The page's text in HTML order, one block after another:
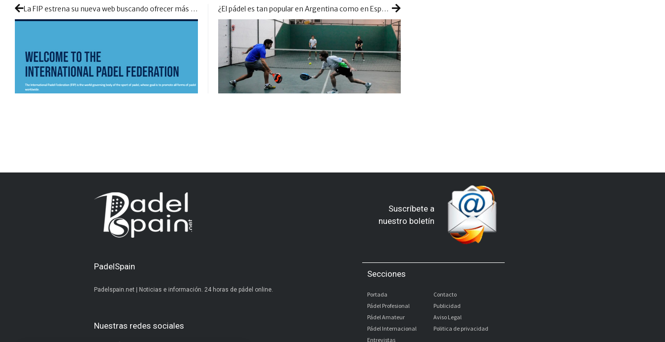
La FIP estrena su nueva web buscando ofrecer más y mejor contenido ¿El pádel es tan popular en Argentina como en España?
Suscríbete a
nuestro boletín
PadelSpain
Padelspain.net | Noticias e información. 24 horas de pádel online.
Nuestras redes sociales
Secciones
Portada
Pádel Profesional
Pádel Amateur
Pádel Internacional
Entrevistas
Contacto
Publicidad
Aviso Legal
Politica de privacidad